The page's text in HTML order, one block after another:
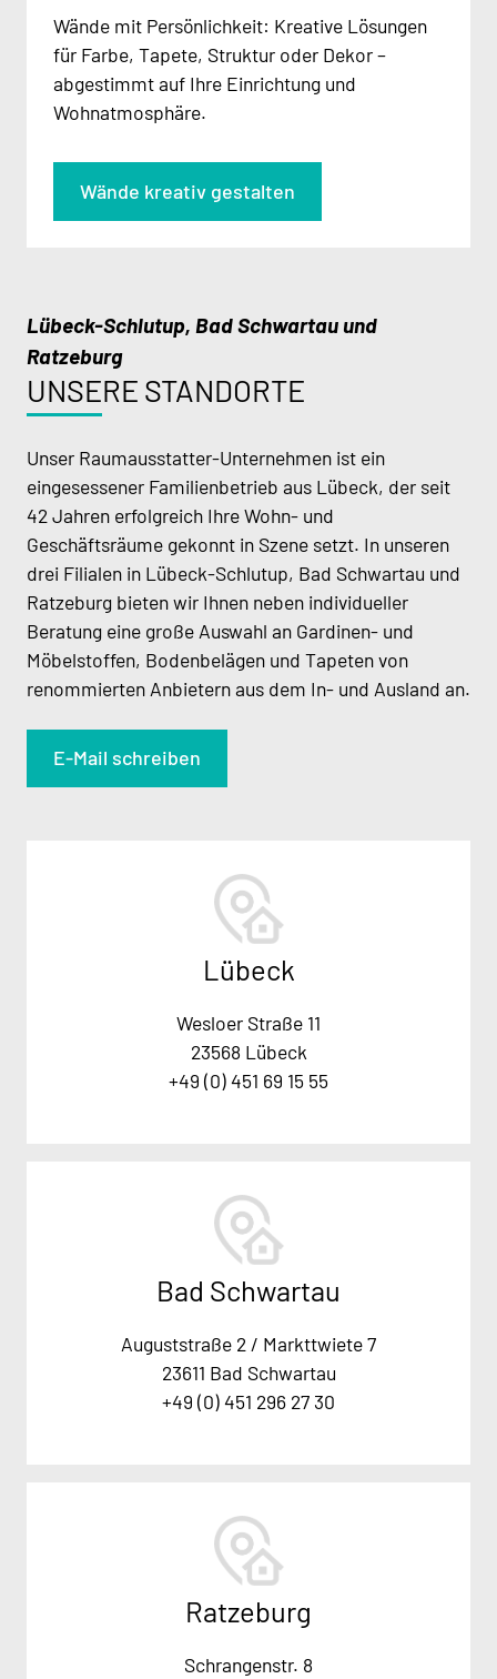
Wände mit Persönlichkeit: Kreative Lösungen
für Farbe, Tapete, Struktur oder Dekor –
abgestimmt auf Ihre Einrichtung und
Wohnatmosphäre.
Wände kreativ gestalten
Lübeck-Schlutup, Bad Schwartau und
Ratzeburg
UNSERE STANDORTE
Unser Raumausstatter-Unternehmen ist ein
eingesessener Familienbetrieb aus Lübeck, der seit
42 Jahren erfolgreich Ihre Wohn- und
Geschäftsräume gekonnt in Szene setzt. In unseren
drei Filialen in Lübeck-Schlutup, Bad Schwartau und
Ratzeburg bieten wir Ihnen neben individueller
Beratung eine große Auswahl an Gardinen- und
Möbelstoffen, Bodenbelägen und Tapeten von
renommierten Anbietern aus dem In- und Ausland an.
E-Mail schreiben
Lübeck
Wesloer Straße 11
23568 Lübeck
+49 (0) 451 69 15 55
Bad Schwartau
Auguststraße 2 / Markttwiete 7
23611 Bad Schwartau
+49 (0) 451 296 27 30
Ratzeburg
Schrangenstr. 8